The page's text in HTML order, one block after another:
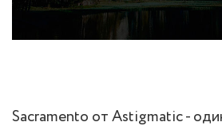
Sacramento от Astigmatic -